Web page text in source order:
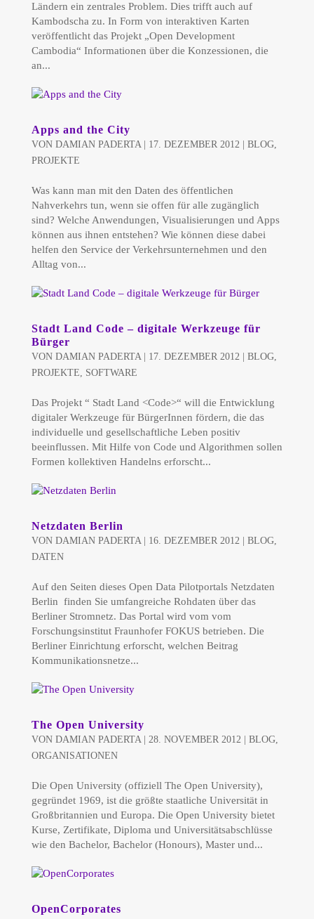
Ländern ein zentrales Problem. Dies trifft auch auf
Kambodscha zu. In Form von interaktiven Karten
veröffentlicht das Projekt „Open Development
Cambodia“ Informationen über die Konzessionen, die
an...
Apps and the City
VON DAMIAN PADERTA| 17. DEZEMBER 2012| BLOG,
PROJEKTE
Was kann man mit den Daten des öffentlichen
Nahverkehrs tun, wenn sie offen für alle zugänglich
sind? Welche Anwendungen, Visualisierungen und Apps
können aus ihnen entstehen? Wie können diese dabei
helfen den Service der Verkehrsunternehmen und den
Alltag von...
Stadt Land Code – digitale Werkzeuge für
Bürger
VON DAMIAN PADERTA| 17. DEZEMBER 2012| BLOG,
PROJEKTE, SOFTWARE
Das Projekt “ Stadt Land <Code>“ will die Entwicklung
digitaler Werkzeuge für BürgerInnen fördern, die das
individuelle und gesellschaftliche Leben positiv
beeinflussen. Mit Hilfe von Code und Algorithmen sollen
Formen kollektiven Handelns erforscht...
Netzdaten Berlin
VON DAMIAN PADERTA| 16. DEZEMBER 2012| BLOG,
DATEN
Auf den Seiten dieses Open Data Pilotportals Netzdaten
Berlin finden Sie umfangreiche Rohdaten über das
Berliner Stromnetz. Das Portal wird vom vom
Forschungsinstitut Fraunhofer FOKUS betrieben. Die
Berliner Einrichtung erforscht, welchen Beitrag
Kommunikationsnetze...
The Open University
VON DAMIAN PADERTA| 28. NOVEMBER 2012| BLOG,
ORGANISATIONEN
Die Open University (offiziell The Open University),
gegründet 1969, ist die größte staatliche Universität in
Großbritannien und Europa. Die Open University bietet
Kurse, Zertifikate, Diploma und Universitätsabschlüsse
wie den Bachelor, Bachelor (Honours), Master und...
OpenCorporates